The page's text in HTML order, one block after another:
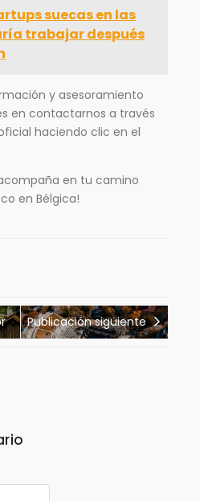
suecas en las
trabajar después
y asesoramiento
en contactarnos a través
haciendo clic en el
en tu camino
en Bélgica!
Publicación siguiente